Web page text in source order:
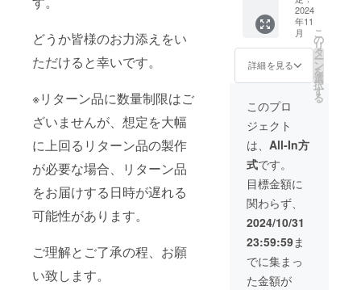
どうか皆様のお力添えをい
ただけると幸いです。
※リターン品に数量制限はご
ざいませんが、想定を大幅
に上回るリターン品の製作
が必要な場合、リターン品
をお届けする日時が遅れる
可能性があります。
ご理解とご了承の程、お願
い致します。
2024
年11
月
詳細を見る
こ
の
リ
タ
ー
ン
を
選
択
す
る
このプロ
ジェクト
は、 All-In方
式です。
目標金額に
関わらず、
2024/10/31
23:59:59ま
でに集まっ
た金額が